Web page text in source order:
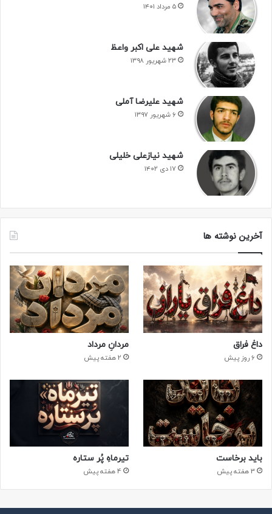
۵ مرداد ۱۴۰۱
شهید علی اکبر واعظ
۲۳ شهریور ۱۳۹۸
شهید علیرضا آملی
۶ شهریور ۱۳۹۷
شهید نیازعلی خلیلی
۱۷ دی ۱۴۰۲
آخرین نوشته ها
داغ فراق
6 روز پیش
مردانِ مرداد
2 هفته پیش
باید برخاست
3 هفته پیش
تیرماهِ پُر ستاره
4 هفته پیش